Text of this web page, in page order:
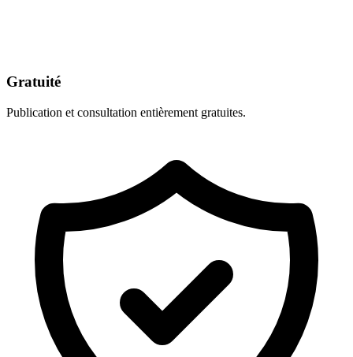
Gratuité
Publication et consultation entièrement gratuites.